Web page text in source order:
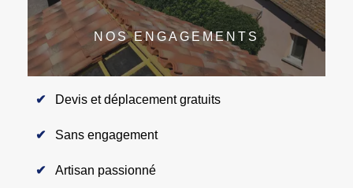
NOS ENGAGEMENTS
Devis et déplacement gratuits
Sans engagement
Artisan passionné